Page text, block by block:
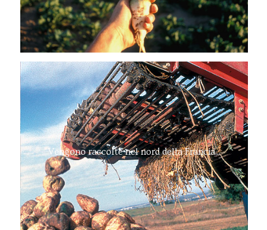
Vengono raccolte nel nord della Francia...